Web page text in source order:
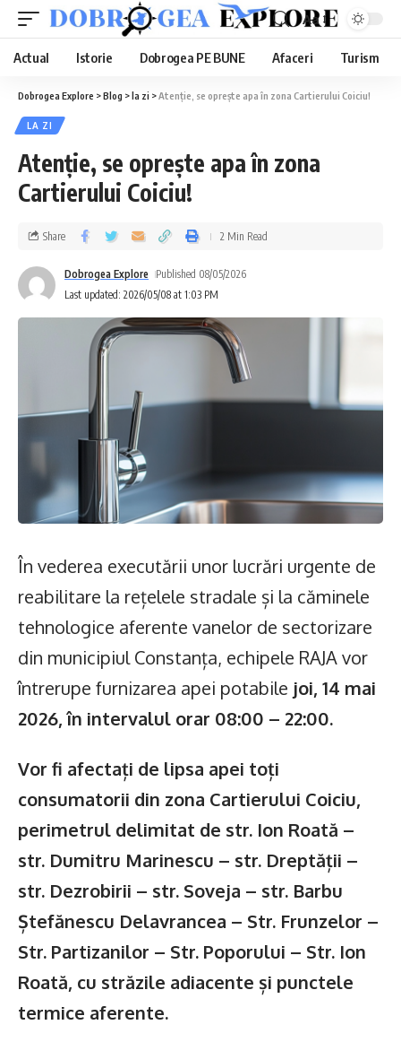
Aa
Actual Istorie Dobrogea PE BUNE Afaceri Turism
Dobrogea Explore >Blog >la zi >Atenție, se oprește apa în zona Cartierului Coiciu!
LA ZI
Atenție, se oprește apa în zona
Cartierului Coiciu!
Last updated: 2026/05/08 at 1:03 PM
Dobrogea Explore Published 08/05/2026
Share 2 Min Read
În vederea executării unor lucrări urgente de
reabilitare la rețelele stradale și la căminele
tehnologice aferente vanelor de sectorizare
din municipiul Constanța, echipele RAJA vor
întrerupe furnizarea apei potabile joi, 14 mai
2026, în intervalul orar 08:00 – 22:00.
Vor fi afectați de lipsa apei toți
consumatorii din zona Cartierului Coiciu,
perimetrul delimitat de str. Ion Roată –
str. Dumitru Marinescu – str. Dreptății –
str. Dezrobirii – str. Soveja – str. Barbu
Ștefănescu Delavrancea – Str. Frunzelor –
Str. Partizanilor – Str. Poporului – Str. Ion
Roată, cu străzile adiacente și punctele
termice aferente.